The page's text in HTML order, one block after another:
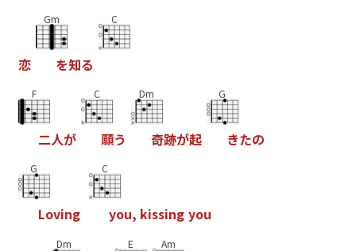
恋
Gm
を知る
C
F
二人が
C
願う
Dm
奇跡が起
G
きたの
G
Loving
C
you, kissing you
Dm E Am